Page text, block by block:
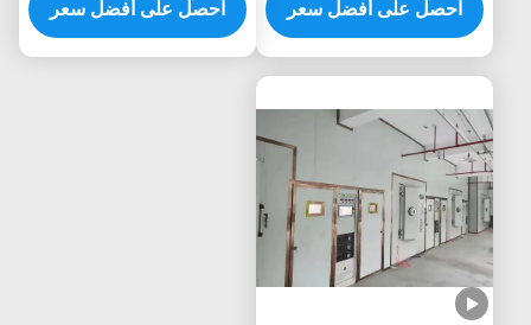
للأثاث المعدني
احصل على أفضل سعر
الكامل
احصل على أفضل سعر